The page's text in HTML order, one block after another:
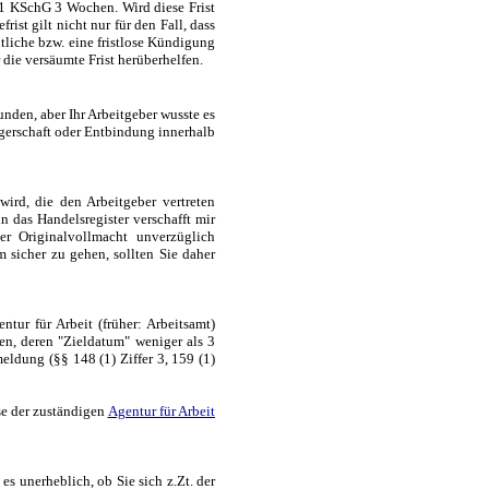
3 Wochen. Wird diese Frist
gilt nicht nur für den Fall, dass
bzw. eine fristlose Kündigung
versäumte Frist herüberhelfen.
aber Ihr Arbeitgeber wusste es
oder Entbindung innerhalb
die den Arbeitgeber vertreten
das Handelsregister verschafft mir
Originalvollmacht unverzüglich
sicher zu gehen, sollten Sie daher
für Arbeit (früher: Arbeitsamt)
deren "Zieldatum" weniger als 3
(§§ 148 (1) Ziffer 3, 159 (1)
der zuständigen Agentur für Arbeit
unerheblich, ob Sie sich z.Zt. der